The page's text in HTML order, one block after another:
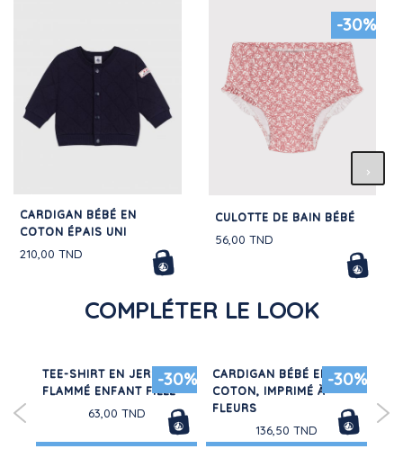
CARDIGAN BÉBÉ EN
COTON ÉPAIS UNI
210,00 TND
-30%
CULOTTE DE BAIN BÉBÉ
56,00 TND
COMPLÉTER LE LOOK
-30%
TEE-SHIRT EN JERSEY
FLAMMÉ ENFANT FILLE
63,00 TND
-30%
CARDIGAN BÉBÉ EN
COTON, IMPRIMÉ À
FLEURS
136,50 TND